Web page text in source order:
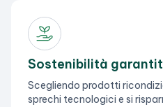
Sostenibilità
Scegliendo prodotti
sprechi tecnologici e si